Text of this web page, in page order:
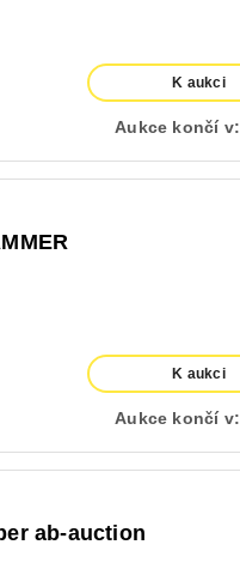
K aukci
Aukce končí v:
K aukci
Aukce končí v:
ab-auction